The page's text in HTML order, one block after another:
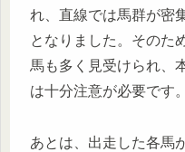
れ、直線では馬群が密
となりました。そのた
馬も多く見受けられ、
は十分注意が必要です。
あとは、出走した各馬